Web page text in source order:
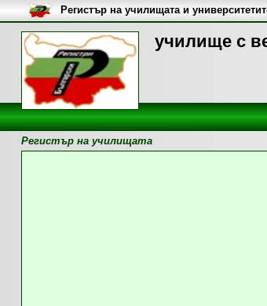
училище с
Регистър на училищата и
Регистър на училищата